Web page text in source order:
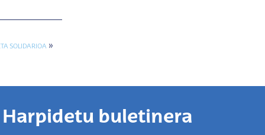
SOLIDARIOA»
Harpidetu buletinera